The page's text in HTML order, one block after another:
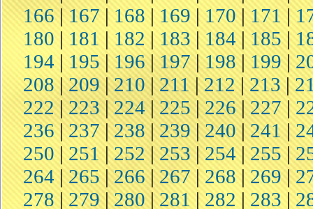
166|167 | 168 | 169 | 170 |171 |
180 | 181 | 182 | 183 | 184 |185|
194 | 195 |196|197|198|199 |
208|209|210|211|212|213|
222|223|224|225|226|227|
236|237|238|239|240|241|
250| 251|252|253|254| 255|
264|265|266|267 |268 |269|
278 |279|280|281 | 282 | 283 |